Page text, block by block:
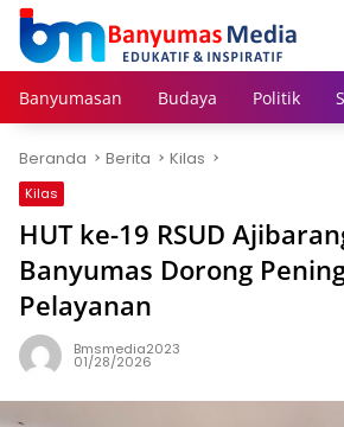
Langsung
konten
Banyumasan Budaya Politik
Beranda Berita Kilas
Kilas
HUT ke-19 RSUD
Banyumas Dorong
Pelayanan
Bmsmedia2023
01/28/2026